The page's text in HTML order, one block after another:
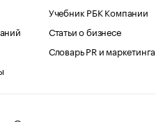
Учебник РБК Компании
Статьи о бизнесе
Словарь PR и маркетинга